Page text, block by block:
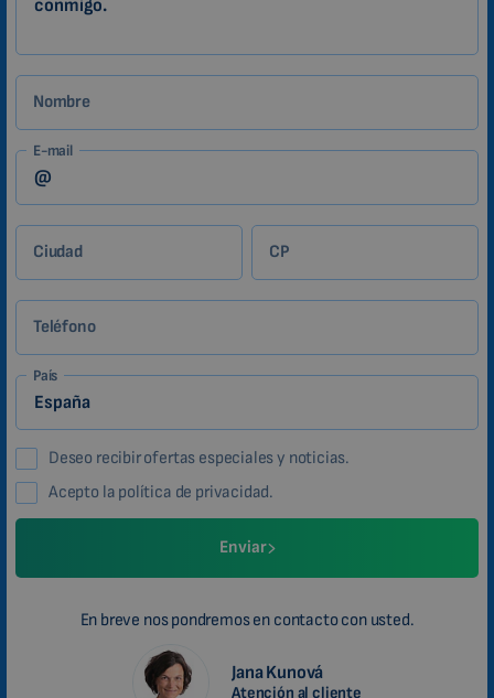
Nombre
E-mail
Ciudad CP
Teléfono
País
Deseo recibir ofertas especiales y noticias.
Acepto la política de privacidad.
Enviar
En breve nos pondremos en contacto con usted.
Jana Kunová
Atención al cliente